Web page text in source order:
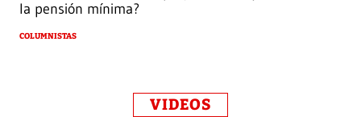
la pensión mínima?
COLUMNISTAS
VIDEOS